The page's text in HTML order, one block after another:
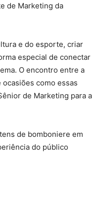
de Marketing da
e do esporte, criar
especial de conectar
O encontro entre a
como essas
de Marketing para a
de bomboniere em
do público